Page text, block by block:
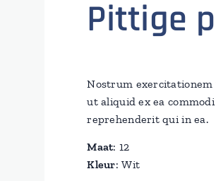
Pittige
Nostrum exercitationem
ut aliquid ex ea
reprehenderit qui in ea.
Maat: 12
Kleur: Wit